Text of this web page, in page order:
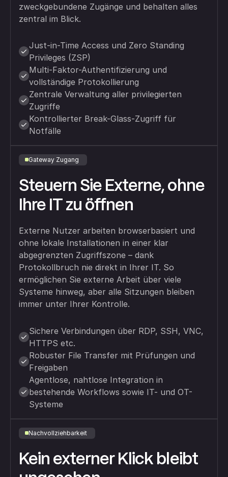
zweckgebundene Zugänge und behalten alles
zentral im Blick.
Just-in-Time Access und Zero Standing
Privileges (ZSP)
Multi-Faktor-Authentifizierung und
vollständige Protokollierung
Zentrale Verwaltung aller privilegierten
Zugriffe
Kontrollierter Break-Glass-Zugriff für
Notfälle
Gateway Zugang
Steuern Sie Externe, ohne
Ihre IT zu öffnen
Externe Nutzer arbeiten browserbasiert und
ohne lokale Installationen in einer klar
abgegrenzten Zugriffszone – dank
Protokollbruch nie direkt in Ihrer IT. So
ermöglichen Sie externe Arbeit über viele
Systeme hinweg, aber alle Sitzungen bleiben
immer unter Ihrer Kontrolle.
Sichere Verbindungen über RDP, SSH, VNC,
HTTPS etc.
Robuster File Transfer mit Prüfungen und
Freigaben
Agentlose, nahtlose Integration in
bestehende Workflows sowie IT- und OT-
Systeme
Nachvollziehbarkeit
Kein externer Klick bleibt